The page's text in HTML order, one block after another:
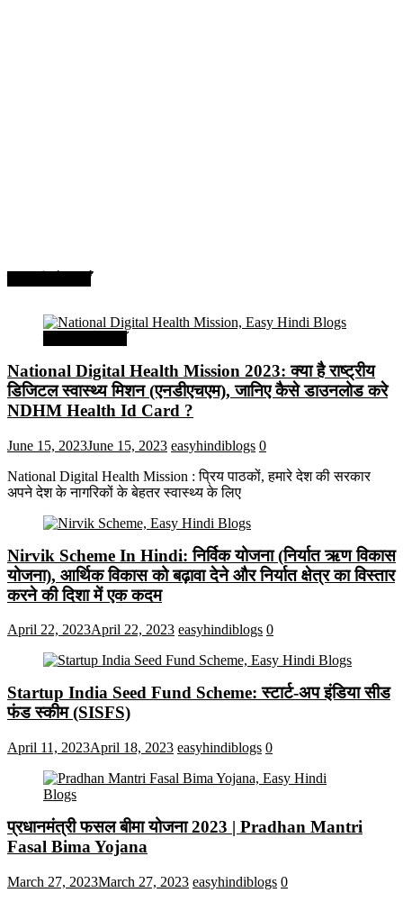
National Digital Health Mission 2023: क्या है राष्ट्रीय
डिजिटल स्वास्थ्य मिशन (एनडीएचएम), जानिए कैसे डाउनलोड करे
NDHM Health Id Card ?
June 15, 2023June 15, 2023 easyhindiblogs 0
National Digital Health Mission : प्रिय पाठकों, हमारे देश की सरकार
अपने देश के नागरिकों के बेहतर स्वास्थ्य के लिए
Nirvik Scheme In Hindi: निर्विक योजना (निर्यात ऋण विकास
योजना), आर्थिक विकास को बढ़ावा देने और निर्यात क्षेत्र का विस्तार
करने की दिशा में एक कदम
April 22, 2023April 22, 2023 easyhindiblogs 0
Startup India Seed Fund Scheme: स्टार्ट-अप इंडिया सीड
फंड स्कीम (SISFS)
April 11, 2023April 18, 2023 easyhindiblogs 0
प्रधानमंत्री फसल बीमा योजना 2023 | Pradhan Mantri
Fasal Bima Yojana
March 27, 2023March 27, 2023 easyhindiblogs 0